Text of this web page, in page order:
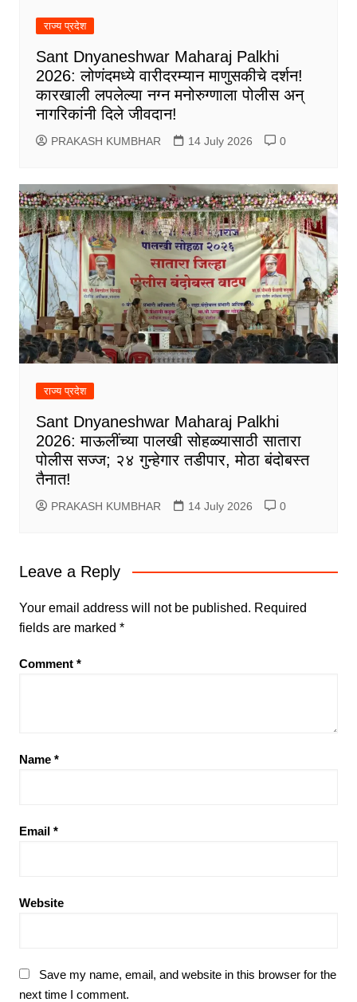
राज्य प्रदेश
Sant Dnyaneshwar Maharaj Palkhi
2026: लोणंदमध्ये वारीदरम्यान माणुसकीचे दर्शन!
कारखाली लपलेल्या नग्न मनोरुग्णाला पोलीस अन्
नागरिकांनी दिले जीवदान!
PRAKASH KUMBHAR 14 July 2026 0
राज्य प्रदेश
Sant Dnyaneshwar Maharaj Palkhi
2026: माऊलींच्या पालखी सोहळ्यासाठी सातारा
पोलीस सज्ज; २४ गुन्हेगार तडीपार, मोठा बंदोबस्त
तैनात!
PRAKASH KUMBHAR 14 July 2026 0
Leave a Reply
Your email address will not be published. Required
fields are marked *
Comment *
Name *
Email *
Website
Save my name, email, and website in this browser for the
next time I comment.